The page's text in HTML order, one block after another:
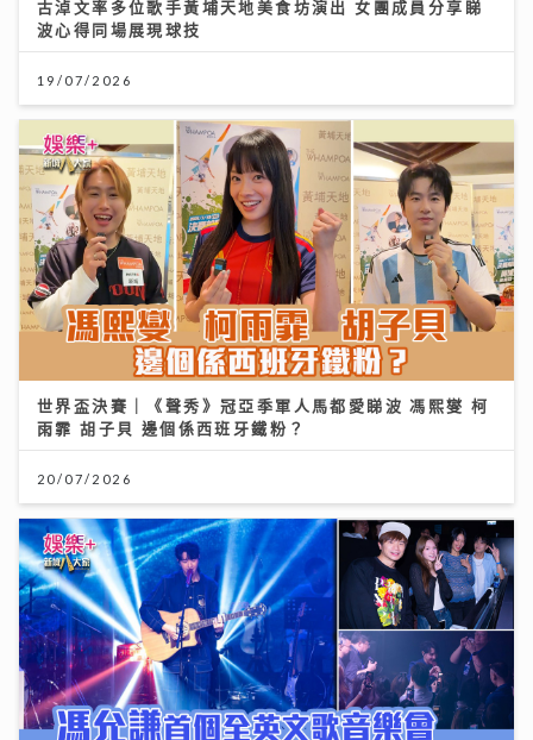
古淖文率多位歌手黃埔天地美食坊演出 女團成員分享睇
波心得同場展現球技
19/07/2026
世界盃決賽｜《聲秀》冠亞季軍人馬都愛睇波 馮熙燮 柯
雨霏 胡子貝 邊個係西班牙鐵粉？
20/07/2026